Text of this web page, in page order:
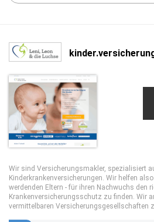
Wir sind Versicherungsmakler, spezialisiert
Kinderkrankenversicherungen. Wir helfen
werdenden Eltern - für ihren Nachwuchs den
Krankenversicherungsschutz zu finden. Wir
vermittelbaren Versicherungsgesellschaften